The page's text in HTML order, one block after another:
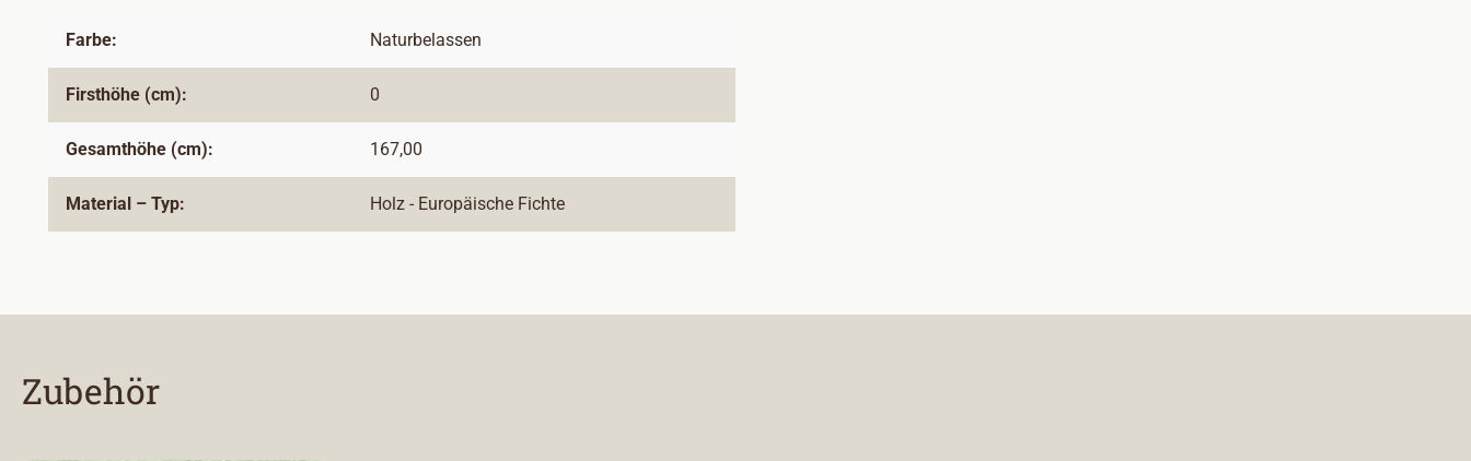
Farbe: Naturbelassen
Firsthöhe (cm): 0
Gesamthöhe (cm): 167,00
Material – Typ: Holz - Europäische Fichte
Zubehör